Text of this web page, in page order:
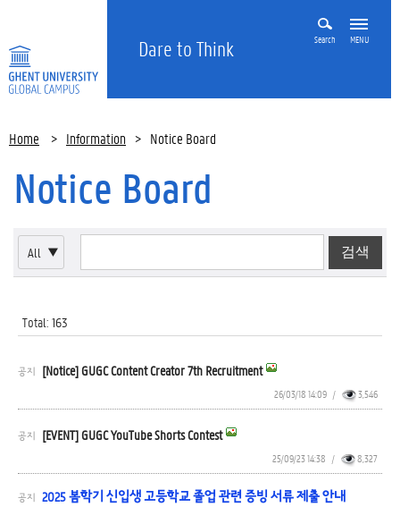
Dare to Think Search MENU
Home > Information > Notice Board
Notice Board
All ▼
Total: 163
공지 [Notice] GUGC Content Creator 7th Recruitment
26/03/18 14:09 / 3,546
공지 [EVENT] GUGC YouTube Shorts Contest
25/09/23 14:38 / 8,327
공지 2025 봄학기 신입생 고등학교 졸업 관련 증빙 서류 제출 안내